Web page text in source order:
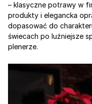
– klasyczne potrawy w
produkty i elegancka
dopasować do
świecach po luźniejsze
plenerze.